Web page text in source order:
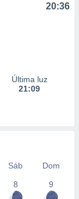
20:36
Última luz
21:09
Sáb
Dom
8
9